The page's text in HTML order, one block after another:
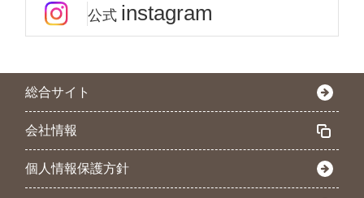
公式 instagram
総合サイト
会社情報
個人情報保護方針